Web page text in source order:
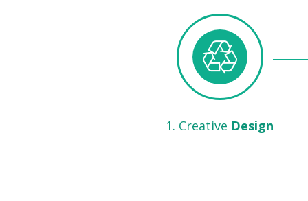
1. Creative Design